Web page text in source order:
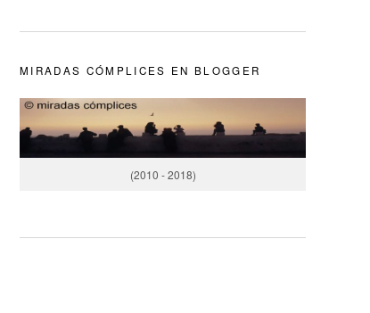
MIRADAS CÓMPLICES EN BLOGGER
(2010 - 2018)